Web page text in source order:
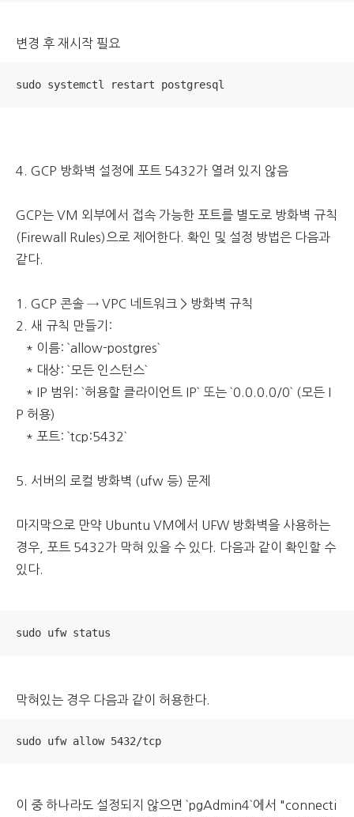
변경 후 재시작 필요
sudo systemctl restart postgresql
4. GCP 방화벽 설정에 포트 5432가 열려 있지 않음
GCP는 VM 외부에서 접속 가능한 포트를 별도로 방화벽 규칙
(Firewall Rules)으로 제어한다. 확인 및 설정 방법은 다음과
같다.
1. GCP 콘솔 → VPC 네트워크 > 방화벽 규칙
2. 새 규칙 만들기:
* 이름: `allow-postgres`
* 대상: `모든 인스턴스`
* IP 범위: `허용할 클라이언트 IP` 또는 `0.0.0.0/0` (모든 I
P 허용)
* 포트: `tcp:5432`
5. 서버의 로컬 방화벽 (ufw 등) 문제
마지막으로 만약 Ubuntu VM에서 UFW 방화벽을 사용하는
경우, 포트 5432가 막혀 있을 수 있다. 다음과 같이 확인할 수
있다.
sudo ufw status
막혀있는 경우 다음과 같이 허용한다.
sudo ufw allow 5432/tcp
이 중 하나라도 설정되지 않으면 `pgAdmin4`에서 "connecti